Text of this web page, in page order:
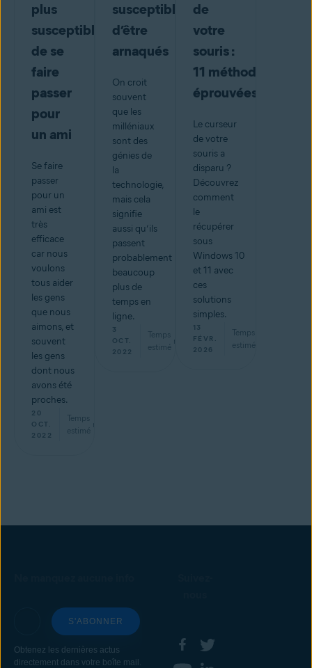
plus
susceptibles
de se
faire
passer
pour
un ami
Se faire
passer
pour un
ami est
très
efficace
car nous
voulons
tous aider
les gens
que nous
aimons, et
souvent
les gens
dont nous
avons été
proches.
20
OCT.
2022
Temps
estimé
min
susceptibles
d’être
arnaqués
On croit
souvent
que les
milléniaux
sont des
génies de
la
technologie,
mais cela
signifie
aussi qu’ils
passent
probablement
beaucoup
plus de
temps en
ligne.
3
OCT.
2022
Temps
estimé
min
de
votre
souris :
11 méthodes
éprouvées
Le curseur
de votre
souris a
disparu ?
Découvrez
comment
le
récupérer
sous
Windows 10
et 11 avec
ces
solutions
simples.
13
FÉVR.
2026
Temps
estimé